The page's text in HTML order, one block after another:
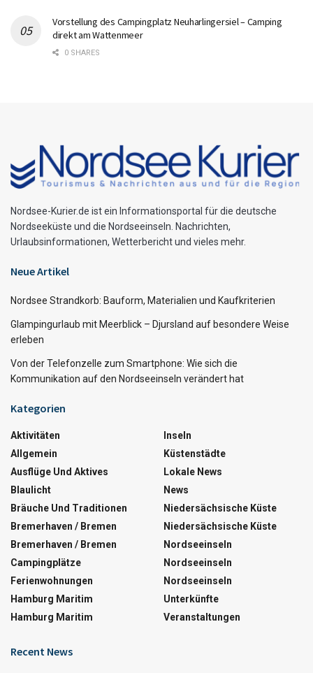
Vorstellung des Campingplatz Neuharlingersiel – Camping
direkt am Wattenmeer
0 SHARES
Nordsee-Kurier.de ist ein Informationsportal für die deutsche
Nordseeküste und die Nordseeinseln. Nachrichten,
Urlaubsinformationen, Wetterbericht und vieles mehr.
Neue Artikel
Nordsee Strandkorb: Bauform, Materialien und Kaufkriterien
Glampingurlaub mit Meerblick – Djursland auf besondere Weise
erleben
Von der Telefonzelle zum Smartphone: Wie sich die
Kommunikation auf den Nordseeinseln verändert hat
Kategorien
Aktivitäten
Allgemein
Ausflüge Und Aktives
Blaulicht
Bräuche Und Traditionen
Bremerhaven / Bremen
Bremerhaven / Bremen
Campingplätze
Ferienwohnungen
Hamburg Maritim
Hamburg Maritim
Inseln
Küstenstädte
Lokale News
News
Niedersächsische Küste
Niedersächsische Küste
Nordseeinseln
Nordseeinseln
Nordseeinseln
Unterkünfte
Veranstaltungen
Recent News